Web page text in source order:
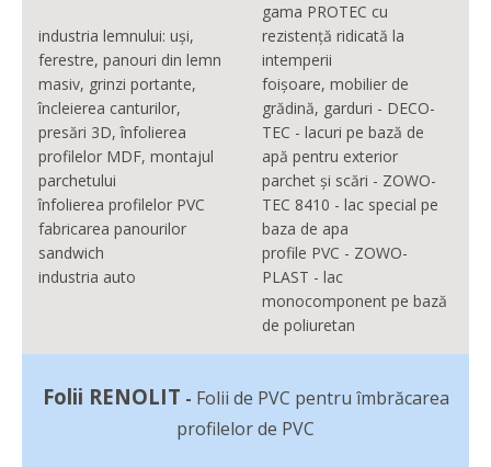
industria lemnului: uși,
ferestre, panouri din lemn
masiv, grinzi portante,
încleierea canturilor,
presări 3D, înfolierea
profilelor MDF, montajul
parchetului
înfolierea profilelor PVC
fabricarea panourilor
sandwich
industria auto
gama PROTEC cu
rezistență ridicată la
intemperii
foișoare, mobilier de
grădină, garduri - DECO-
TEC - lacuri pe bază de
apă pentru exterior
parchet și scări - ZOWO-
TEC 8410 - lac special pe
baza de apa
profile PVC - ZOWO-
PLAST - lac
monocomponent pe bază
de poliuretan
Folii RENOLIT - Folii de PVC pentru îmbrăcarea
profilelor de PVC